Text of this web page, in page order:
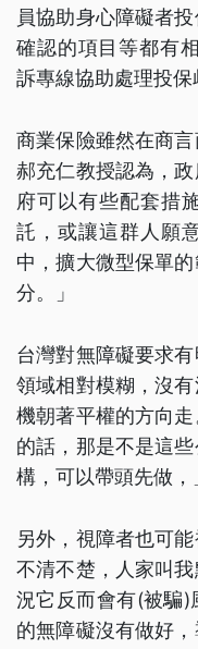
員協助身心障礙者
確認的項目等都有
訴專線協助處理投保
商業保險雖然在商
郝充仁教授認為，
府可以有些配套措
託，或讓這群人願
中，擴大微型保單
分。」
台灣對無障礙要求
領域相對模糊，沒
機朝著平權的方向
的話，那是不是這
構，可以帶頭先做，
另外，視障者也可
不清不楚，人家叫
況它反而會有(被騙)
的無障礙沒有做好